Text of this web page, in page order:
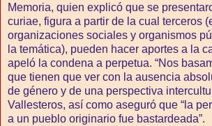
Memoria, quien explicó que se
curiae, figura a partir de la cual terceros
organizaciones sociales y organismos
la temática), pueden hacer aportes a la
apeló la condena a perpetua. “Nos
que tienen que ver con la ausencia
de género y de una perspectiva
Vallesteros, así como aseguró que “la
a un pueblo originario fue bastardeada”.